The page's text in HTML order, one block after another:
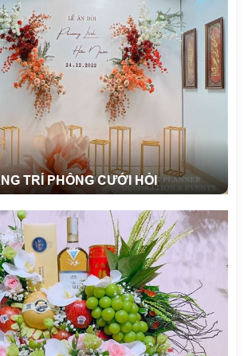
TRÍ PHÔNG CƯỚI HỎI